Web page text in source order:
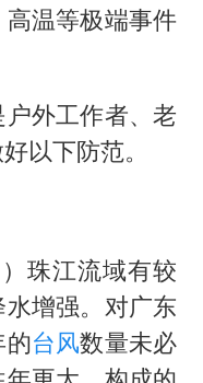
温等极端事件
外工作者、老
以下防范。
珠江流域有较
增强。对广东
台风数量未必